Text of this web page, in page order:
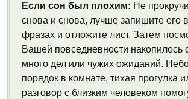
Если сон был плохим: Не
снова и снова, лучше запишите его
фразах и отложите лист. Затем
Вашей повседневности накопилось
много дел или чужих ожиданий.
порядок в комнате, тихая прогулка
разговор с близким человеком